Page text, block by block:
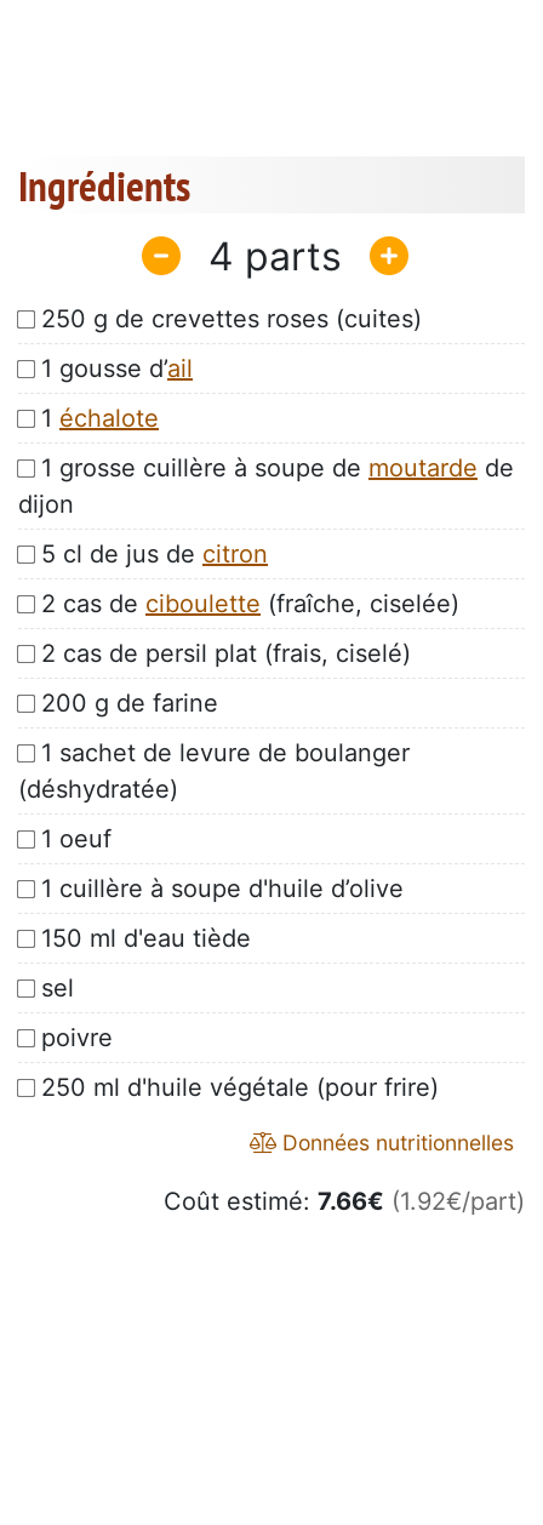
Ingrédients
4
250 g de crevettes roses (cuites)
1 gousse d’ail
1 échalote
1 grosse cuillère à soupe de moutarde de
dijon
5 cl de jus de citron
2 cas de ciboulette (fraîche, ciselée)
2 cas de persil plat (frais, ciselé)
200 g de farine
1 sachet de levure de boulanger
(déshydratée)
1 oeuf
1 cuillère à soupe d'huile d’olive
150 ml d'eau tiède
sel
poivre
250 ml d'huile végétale (pour frire)
Données nutritionnelles
Coût estimé: 7.66€ (1.92€/part)